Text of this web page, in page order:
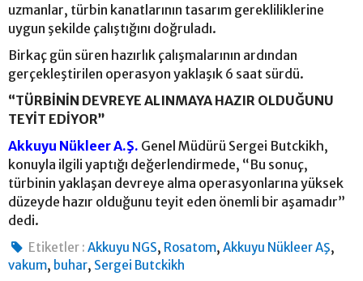
uzmanlar, türbin kanatlarının tasarım gerekliliklerine
uygun şekilde çalıştığını doğruladı.
Birkaç gün süren hazırlık çalışmalarının ardından
gerçekleştirilen operasyon yaklaşık 6 saat sürdü.
“TÜRBİNİN DEVREYE ALINMAYA HAZIR OLDUĞUNU
TEYİT EDİYOR”
Akkuyu Nükleer A.Ş. Genel Müdürü Sergei Butckikh,
konuyla ilgili yaptığı değerlendirmede, “Bu sonuç,
türbinin yaklaşan devreye alma operasyonlarına yüksek
düzeyde hazır olduğunu teyit eden önemli bir aşamadır”
dedi.
Etiketler : Akkuyu NGS, Rosatom,Akkuyu Nükleer AŞ,
vakum, buhar, Sergei Butckikh